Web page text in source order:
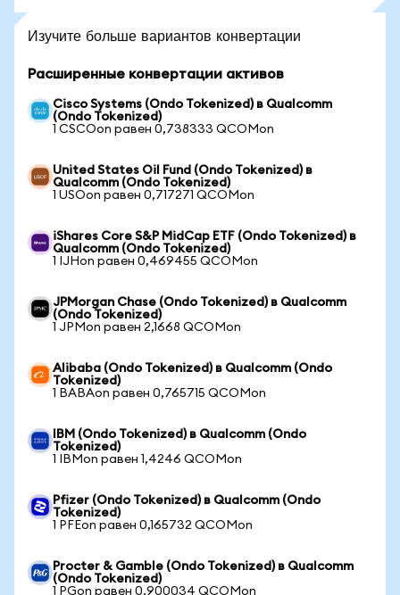
Изучите больше вариантов конвертации
Расширенные конвертации активов
Cisco Systems (Ondo Tokenized) в Qualcomm
(Ondo Tokenized)
1 CSCOon равен 0,738333 QCOMon
United States Oil Fund (Ondo Tokenized) в
Qualcomm (Ondo Tokenized)
1 USOon равен 0,717271 QCOMon
iShares Core S&P MidCap ETF (Ondo Tokenized) в
Qualcomm (Ondo Tokenized)
1 IJHon равен 0,469455 QCOMon
JPMorgan Chase (Ondo Tokenized) в Qualcomm
(Ondo Tokenized)
1 JPMon равен 2,1668 QCOMon
Alibaba (Ondo Tokenized) в Qualcomm (Ondo
Tokenized)
1 BABAon равен 0,765715 QCOMon
IBM (Ondo Tokenized) в Qualcomm (Ondo
Tokenized)
1 IBMon равен 1,4246 QCOMon
Pfizer (Ondo Tokenized) в Qualcomm (Ondo
Tokenized)
1 PFEon равен 0,165732 QCOMon
Procter & Gamble (Ondo Tokenized) в Qualcomm
(Ondo Tokenized)
1 PGon равен 0,900034 QCOMon